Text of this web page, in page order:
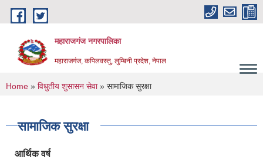
Skip to main content
महाराजगंज नगरपालिका
महाराजगंज, कपिलवस्तु, लुम्बिनी प्रदेश, नेपाल
You are here
Home » विधुतीय शुसासन सेवा» सामाजिक सुरक्षा
सामाजिक सुरक्षा
आर्थिक वर्ष